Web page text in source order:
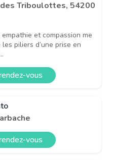
des Triboulottes, 54200
et compassion me
piliers d’une prise en
vous
vous